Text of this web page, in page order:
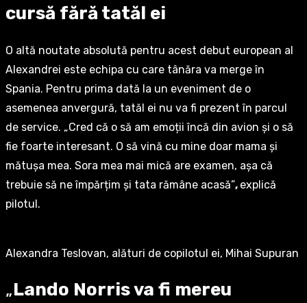
cursă fără tatăl ei
O altă noutate absolută pentru acest debut european al
Alexandrei este echipa cu care tânăra va merge în
Spania. Pentru prima dată la un eveniment de o
asemenea anvergură, tatăl ei nu va fi prezent în parcul
de service. „Cred că o să am emoții încă din avion și o să
fie foarte interesant. O să vină cu mine doar mama și
mătușa mea. Sora mea mai mică are examen, așa că
trebuie să ne împărțim și tata rămâne acasă”, explică
pilotul.
Alexandra Teslovan, alături de copilotul ei, Mihai Supuran
„Lando Norris va fi mereu